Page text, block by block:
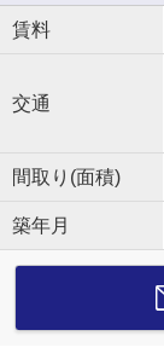
賃料
交通
間取り(面積)
築年月